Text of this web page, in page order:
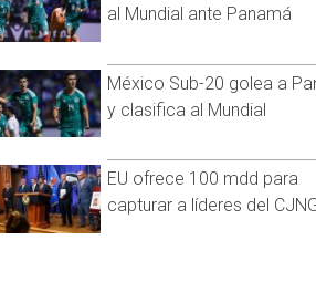
al Mundial ante Panamá
México Sub-20 golea a
y clasifica al Mundial
EU ofrece 100 mdd para
capturar a líderes del